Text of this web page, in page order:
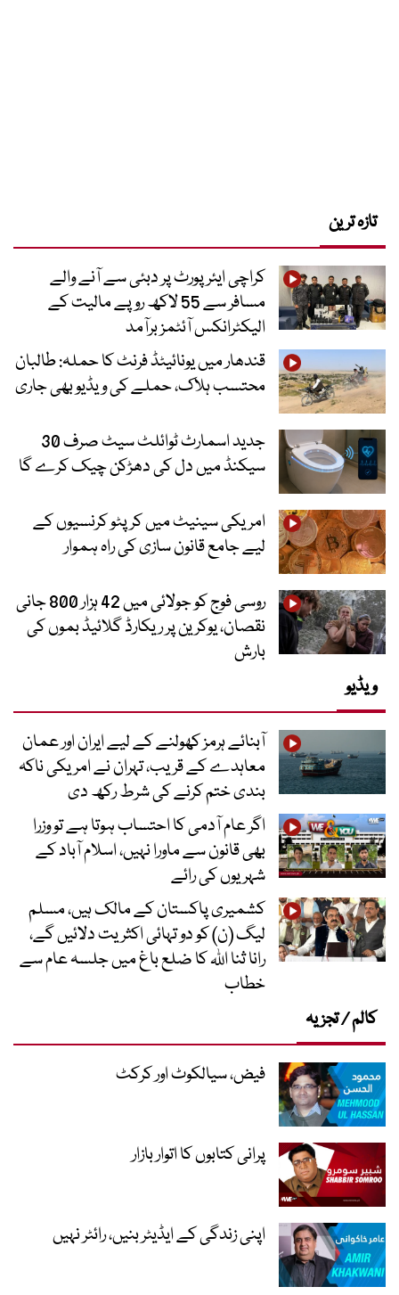
تازہ ترین
کراچی ایئرپورٹ پر دبئی سے آنے والے
مسافر سے 55 لاکھ روپے مالیت کے
الیکٹرانکس آئٹمز برآمد
قندھار میں یونائیٹڈ فرنٹ کا حملہ: طالبان
محتسب ہلاک، حملے کی ویڈیو بھی جاری
جدید اسمارٹ ٹوائلٹ سیٹ صرف 30
سیکنڈ میں دل کی دھڑکن چیک کرے گا
امریکی سینیٹ میں کرپٹو کرنسیوں کے
لیے جامع قانون سازی کی راہ ہموار
روسی فوج کو جولائی میں 42 ہزار 800 جانی
نقصان، یوکرین پر ریکارڈ گلائیڈ بموں کی
بارش
ویڈیو
آبنائے ہرمز کھولنے کے لیے ایران اور عمان
معاہدے کے قریب، تہران نے امریکی ناکہ
بندی ختم کرنے کی شرط رکھ دی
اگر عام آدمی کا احتساب ہوتا ہے تو وزرا
بھی قانون سے ماورا نہیں، اسلام آباد کے
شہریوں کی رائے
کشمیری پاکستان کے مالک ہیں، مسلم
لیگ (ن) کو دو تہائی اکثریت دلائیں گے،
رانا ثنا اللہ کا ضلع باغ میں جلسہ عام سے
خطاب
کالم / تجزیہ
فیض، سیالکوٹ اور کرکٹ
پرانی کتابوں کا اتوار بازار
اپنی زندگی کے ایڈیٹر بنیں، رائٹر نہیں